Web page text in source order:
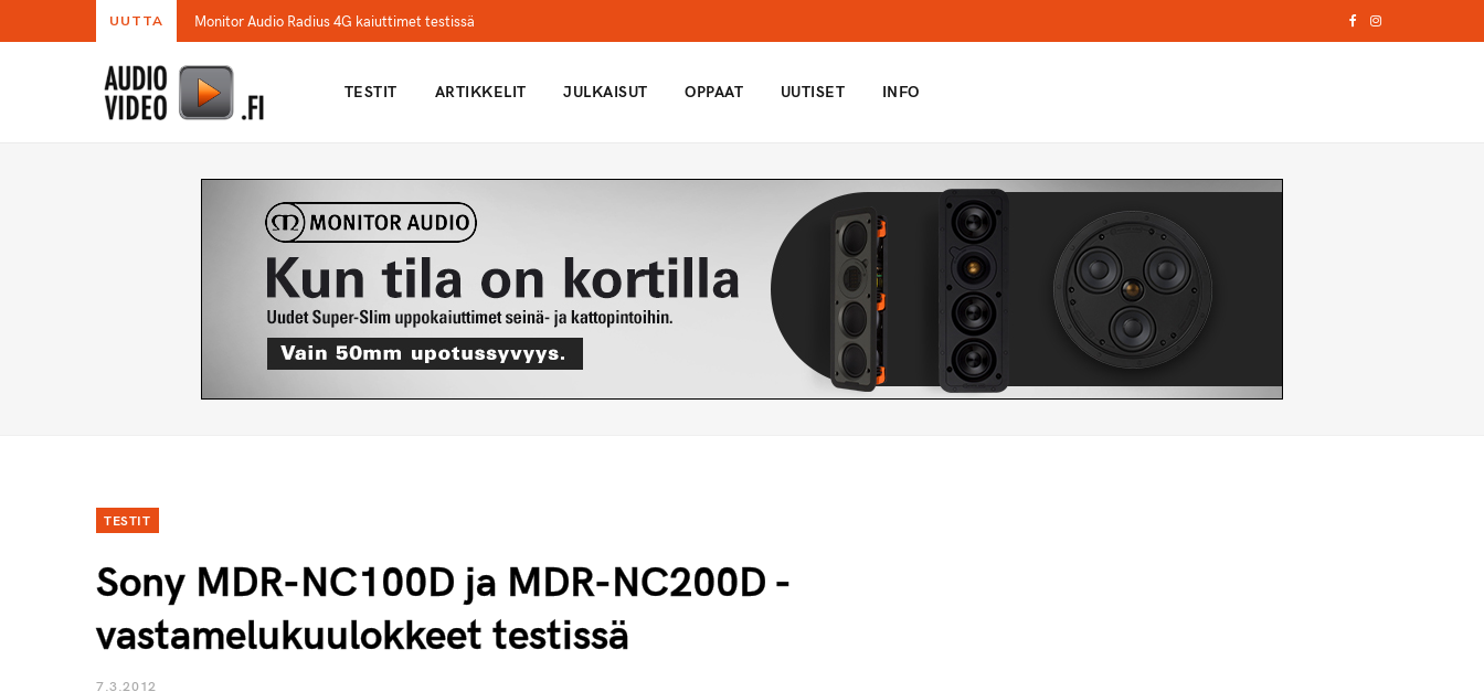
UUTTA Monitor Audio Radius 4G kaiuttimet testissä I
TESTIT ARTIKKELIT JULKAISUT OPPAAT UUTISET INFO
TESTIT
Sony MDR-NC100D ja MDR-NC200D -
vastamelukuulokkeet testissä
7.3.2012